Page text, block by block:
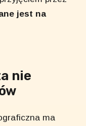
jest na
nie
ma